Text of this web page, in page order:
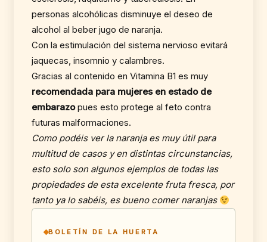
personas alcohólicas disminuye el deseo de
alcohol al beber jugo de naranja.
Con la estimulación del sistema nervioso evitará
jaquecas, insomnio y calambres.
Gracias al contenido en Vitamina B1 es muy
recomendada para mujeres en estado de
embarazopues esto protege al feto contra
futuras malformaciones.
Como podéis ver la naranja es muy útil para
multitud de casos y en distintas circunstancias,
esto solo son algunos ejemplos de todas las
propiedades de esta excelente fruta fresca, por
tanto ya lo sabéis, es bueno comer naranjas
BOLETÍN DE LA HUERTA